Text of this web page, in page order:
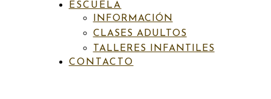
ESCUELA
INFORMACIÓN
CLASES ADULTOS
TALLERES INFANTILES
CONTACTO
Taza124 Viaje al espacio
16,00€ Rango
IVA incluído